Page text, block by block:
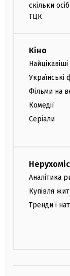
скільки
ТЦК
Кіно
Українські
Фільми на
Комедії
Серіали
Аналітика
Купівля
Тренди і